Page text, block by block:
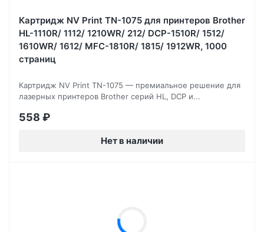
Картридж NV Print TN-1075 для принтеров Brother
HL-1110R/ 1112/ 1210WR/ 212/ DCP-1510R/ 1512/
1610WR/ 1612/ MFC-1810R/ 1815/ 1912WR, 1000
страниц
Картридж NV Print TN-1075 — премиальное решение для
лазерных принтеров Brother серий HL, DCP и...
558 ₽
Нет в наличии